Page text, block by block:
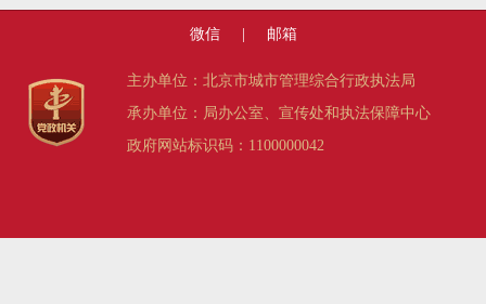
微信 邮箱
主办单位：北京市城市管理综合行政执法局
承办单位：局办公室、宣传处和执法保障中心
政府网站标识码：1100000042